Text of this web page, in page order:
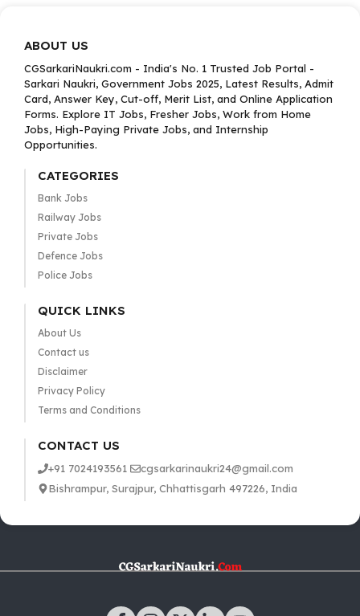
ABOUT US
CGSarkariNaukri.com - India's No. 1 Trusted Job Portal -
Sarkari Naukri, Government Jobs 2025, Latest Results, Admit
Card, Answer Key, Cut-off, Merit List, and Online Application
Forms. Explore IT Jobs, Fresher Jobs, Work from Home
Jobs, High-Paying Private Jobs, and Internship
Opportunities.
CATEGORIES
Bank Jobs
Railway Jobs
Private Jobs
Defence Jobs
Police Jobs
QUICK LINKS
About Us
Contact us
Disclaimer
Privacy Policy
Terms and Conditions
CONTACT US
+91 7024193561
cgsarkarinaukri24@gmail.com
Bishrampur, Surajpur, Chhattisgarh 497226, India